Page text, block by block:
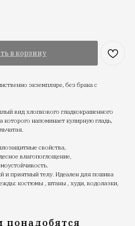
в корзину
экземпляре, без брака с
вид хлопкового гладкокрашенного
которого напоминает кулирную гладь,
свойства,
влагопоглощение,
и приятный телу. Идеален для пошива
костюмы , штаны , худи, водолазки,
понадобятся